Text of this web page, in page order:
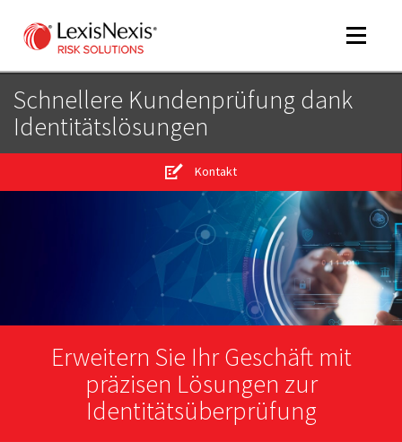
Toggle
Schnellere Kundenprüfung dank
Identitätslösungen
Kontakt
Erweitern Sie Ihr Geschäft mit
präzisen Lösungen zur
Identitätsüberprüfung